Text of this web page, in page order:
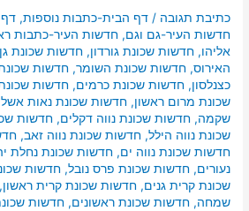
כתיבת תגובה /דף הבית-כתבות נוספות,
חדשות העיר-גם וגם,חדשות העיר-כתבות
אליהו,חדשות שכונת גורדון,חדשות שכונת
האירוס,חדשות שכונת השומר,חדשות
כצנלסון,חדשות שכונת כרמים,חדשות
שכונת מרום ראשון,חדשות שכונת נאות
שקמה,חדשות שכונת נווה דקלים,חדשות
שכונת נווה הילל,חדשות שכונת נווה זאב,
חדשות שכונת נווה ים,חדשות שכונת נחלת
נעורים,חדשות שכונת פרס נובל,חדשות
שכונת קרית גנים,חדשות שכונת קרית ראשון
שמחה,חדשות שכונת ראשונים,חדשות